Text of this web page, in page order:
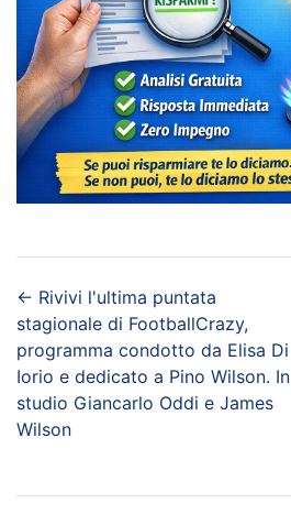
← Rivivi l'ultima puntata
stagionale di FootballCrazy,
programma condotto da Elisa Di
Iorio e dedicato a Pino Wilson. In
studio Giancarlo Oddi e James
Wilson